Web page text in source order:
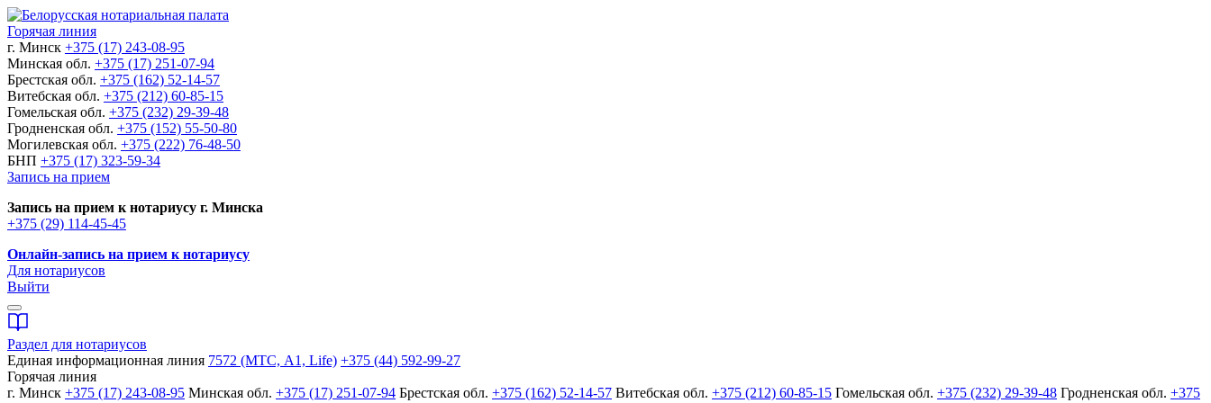
Горячая линия
г. Минск +375 (17) 243-08-95
Минская обл. +375 (17) 251-07-94
Брестская обл. +375 (162) 52-14-57
Витебская обл. +375 (212) 60-85-15
Гомельская обл. +375 (232) 29-39-48
Гродненская обл. +375 (152) 55-50-80
Могилевская обл. +375 (222) 76-48-50
БНП +375 (17) 323-59-34
Запись на прием
Запись на прием к нотариусу г. Минска
+375 (29) 114-45-45
Онлайн-запись на прием к нотариусу
Для нотариусов
Выйти
Раздел для нотариусов
Единая информационная линия 7572 (МТС, A1, Life) +375 (44) 592-99-27
Горячая линия
г. Минск +375 (17) 243-08-95 Минская обл. +375 (17) 251-07-94 Брестская обл. +375 (162) 52-14-57 Витебская обл. +375 (212) 60-85-15 Гомельская обл. +375 (232) 29-39-48 Гродненская обл. +375